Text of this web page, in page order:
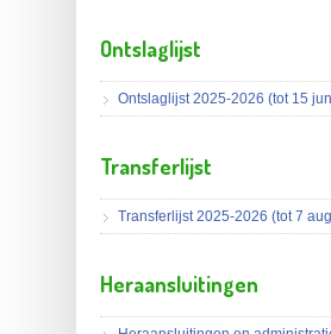
Ontslaglijst
Ontslaglijst 2025-2026 (tot 15
Transferlijst
Transferlijst 2025-2026 (tot 7
Heraansluitingen